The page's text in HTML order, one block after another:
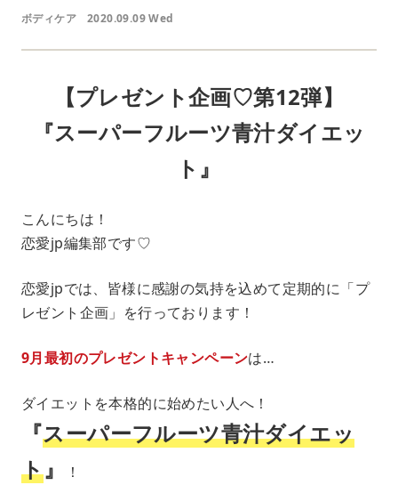
ボディケア 2020.09.09 Wed
【プレゼント企画♡第12弾】
『スーパーフルーツ青汁ダイエッ
ト』
こんにちは！
恋愛jp編集部です♡
恋愛jpでは、皆様に感謝の気持を込めて定期的に「プ
レゼント企画」を行っております！
9月最初のプレゼントキャンペーンは…
ダイエットを本格的に始めたい人へ！
『スーパーフルーツ青汁ダイエッ
ト』 ！